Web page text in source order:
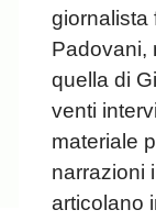
giornalista
Padovani,
quella di
venti
materiale
narrazioni
articolano